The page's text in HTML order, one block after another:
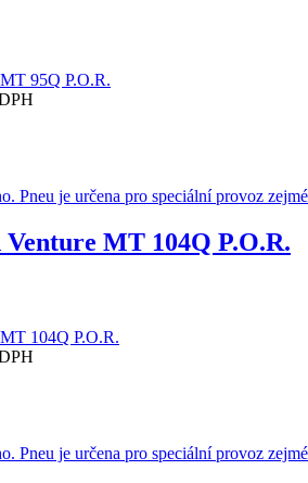
Pneu je určena pro speciální provoz
MT 104Q P.O.R.
Pneu je určena pro speciální provoz